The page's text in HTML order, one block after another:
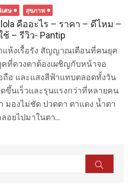
ศษ สุขภาพ
คืออะไร – ราคา – ดีไหม –
ช้ – รีวิว- Pantip
แห้งเรื้อรัง สัญญาณเตือนที่คนยุค
ที่ดวงตาต้องเผชิญกับหน้าจอ
อ และแสงสีฟ้าแทบตลอดทั้งวัน
ขึ้นเร็วและรุนแรงกว่าที่หลายคน
มองไม่ชัด ปวดตา ตาแดง น้ำตา
อยไปมาในตา...